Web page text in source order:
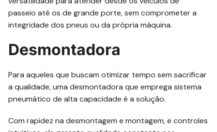
passeio até os de grande porte, sem comprometer a
integridade dos pneus ou da própria máquina.
Desmontadora
Para aqueles que buscam otimizar tempo sem sacrificar
a qualidade, uma desmontadora que emprega sistema
pneumático de alta capacidade é a solução.
Com rapidez na desmontagem e montagem, e controles